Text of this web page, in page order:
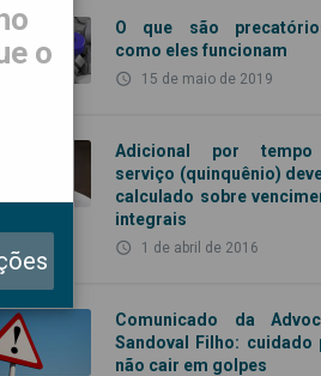
O que são
como eles funcionam
access_time 15 de maio de 2019
Adicional por
serviço (quinquênio)
calculado sobre
integrais
access_time 1 de abril de 2016
Comunicado da
Sandoval Filho: cuidado
não cair em golpes
o